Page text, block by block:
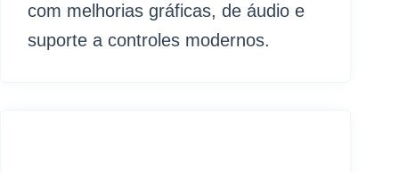
com melhorias gráficas, de áudio e
suporte a controles modernos.